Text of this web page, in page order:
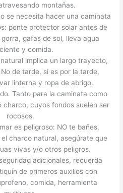
montañas.
se necesita hacer una caminata
ponte protector solar antes de
gafas de sol, lleva agua
y comida.
implica un largo trayecto,
de tarde, si es por la tarde,
linterna y ropa de abrigo.
Tanto para la caminata como
charco, cuyos fondos suelen ser
rocosos.
es peligroso: NO te bañes.
charco natural, asegúrate que
vivas y/o otros peligros.
adicionales, recuerda
de primeros auxilios con
comida, herramienta